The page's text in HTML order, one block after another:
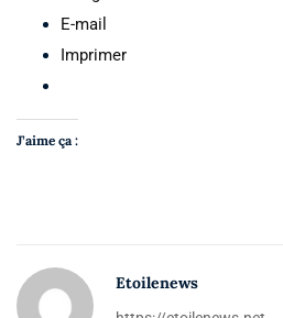
E-mail
Imprimer
J’aime ça :
Etoilenews